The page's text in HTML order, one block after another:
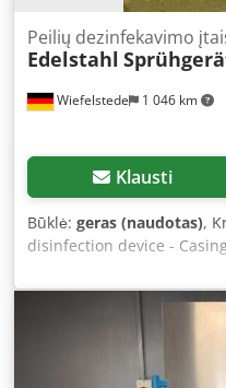
Wiefelstede 1 046 km
Peilių dezinfekavimo
Edelstahl
Klausti
Būklė: geras (naudotas),
disinfection device -
Disinfectant: stored
dimensions: 80 x 10 mm
Dimensions: 450/310/